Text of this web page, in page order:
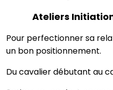
Ateliers
Pour perfectionner sa
un bon positionnement.
Du cavalier débutant au